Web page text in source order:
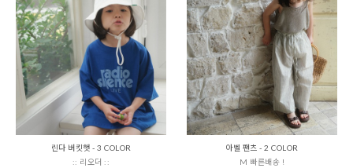
린다 버킷햇 - 3 COLOR
:: 리오더 ::
아벨 팬츠 - 2 COLOR
M 빠른배송 !